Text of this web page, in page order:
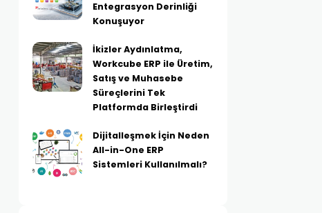
Entegrasyon Derinliği
Konuşuyor
İkizler Aydınlatma,
Workcube ERP ile Üretim,
Satış ve Muhasebe
Süreçlerini Tek
Platformda Birleştirdi
Dijitalleşmek İçin Neden
All-in-One ERP
Sistemleri Kullanılmalı?